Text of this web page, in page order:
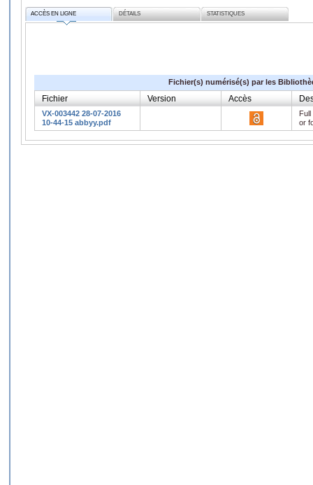
ACCÈS EN LIGNE DÉTAILS STATISTIQUES
Fichier(s) numérisé(s) par les
Fichier Version Accès
VX-003442 28-07-2016
10-44-15 abbyy.pdf
or